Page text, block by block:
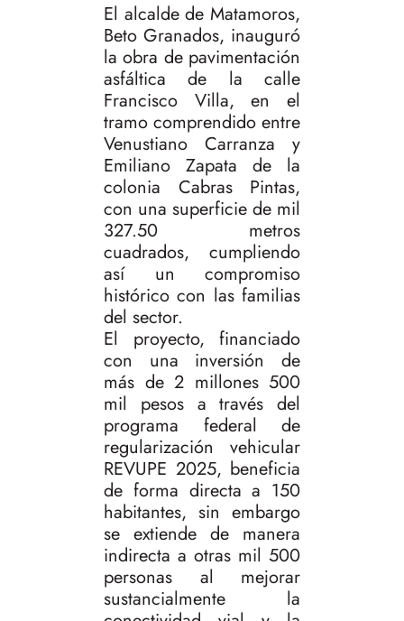
El alcalde de Matamoros,
Beto Granados, inauguró
la obra de pavimentación
asfáltica de la calle
Francisco Villa, en el
tramo comprendido entre
Venustiano Carranza y
Emiliano Zapata de la
colonia Cabras Pintas,
con una superficie de mil
327.50 metros
cuadrados, cumpliendo
así un compromiso
histórico con las familias
del sector.
El proyecto, financiado
con una inversión de
más de 2 millones 500
mil pesos a través del
programa federal de
regularización vehicular
REVUPE 2025, beneficia
de forma directa a 150
habitantes, sin embargo
se extiende de manera
indirecta a otras mil 500
personas al mejorar
sustancialmente la